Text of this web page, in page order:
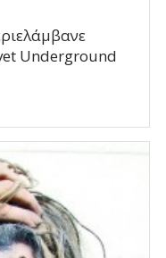
Underground